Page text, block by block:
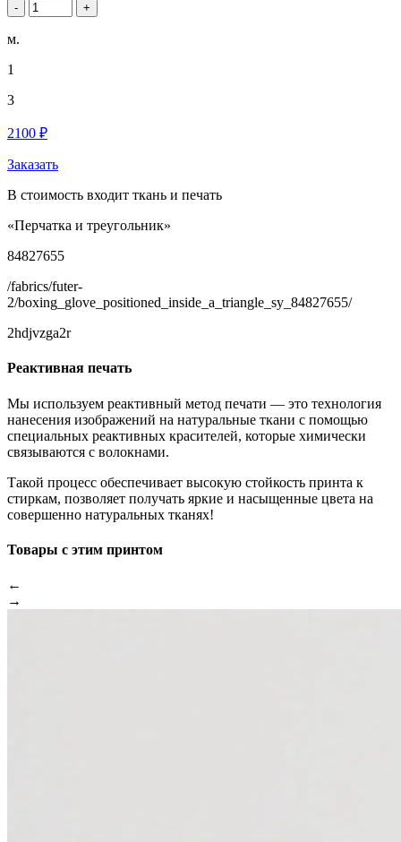
- +
м.
1
3
2100 ₽
Заказать
В стоимость входит ткань и печать
«Перчатка и треугольник»
84827655
/fabrics/futer-
2/boxing_glove_positioned_inside_a_triangle_sy_84827655/
2hdjvzga2r
Реактивная печать
Мы используем реактивный метод печати — это технология
нанесения изображений на натуральные ткани с помощью
специальных реактивных красителей, которые химически
связываются с волокнами.
Такой процесс обеспечивает высокую стойкость принта к
стиркам, позволяет получать яркие и насыщенные цвета на
совершенно натуральных тканях!
Товары с этим принтом
←
→